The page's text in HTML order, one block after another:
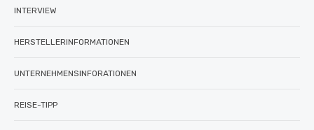
INTERVIEW
HERSTELLERINFORMATIONEN
UNTERNEHMENSINFORATIONEN
REISE-TIPP